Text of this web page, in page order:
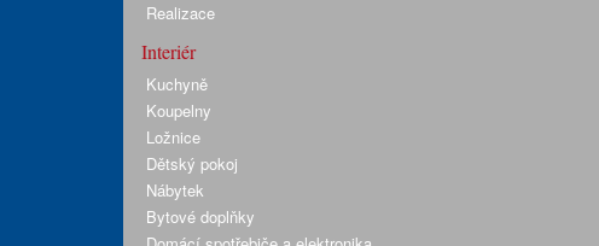
Realizace
Interiér
Kuchyně
Koupelny
Ložnice
Dětský pokoj
Nábytek
Bytové doplňky